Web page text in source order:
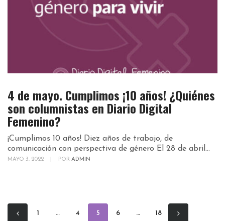
4 de mayo. Cumplimos ¡10 años! ¿Quiénes
son columnistas en Diario Digital
Femenino?
¡Cumplimos 10 años! Diez años de trabajo, de
comunicación con perspectiva de género El 28 de abril...
MAYO 3, 2022 POR ADMIN
1 … 4 5 6 … 18